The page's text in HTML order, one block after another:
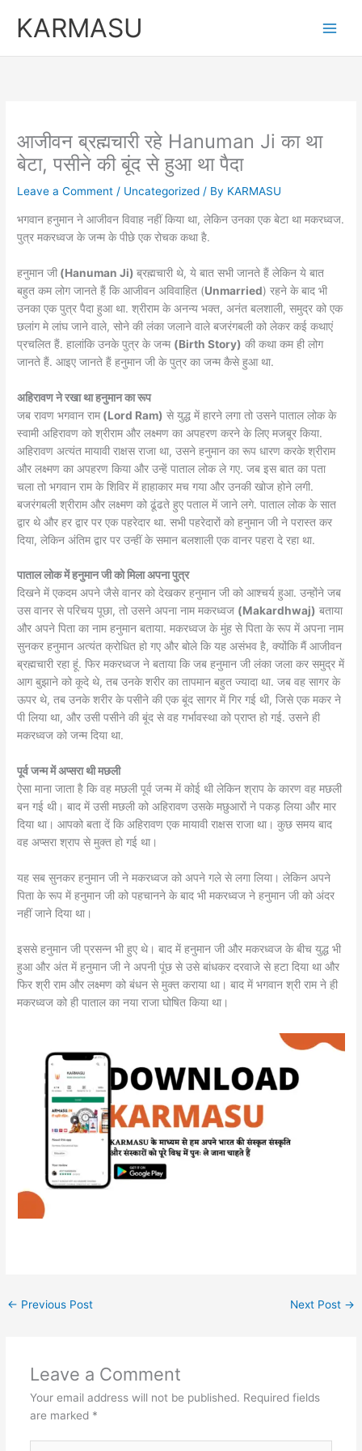
KARMASU
आजीवन ब्रह्मचारी रहे Hanuman Ji का था
बेटा, पसीने की बूंद से हुआ था पैदा
Leave a Comment / Uncategorized / By KARMASU
भगवान हनुमान ने आजीवन विवाह नहीं किया था, लेकिन उनका एक बेटा था मकरध्‍वज.
पुत्र मकरध्‍वज के जन्‍म के पीछे एक रोचक कथा है.
हनुमान जी (Hanuman Ji)ब्रह्मचारी थे, ये बात सभी जानते हैं लेकिन ये बात
बहुत कम लोग जानते हैं कि आजीवन अविवाहित (Unmarried) रहने के बाद भी
उनका एक पुत्र पैदा हुआ था. श्रीराम के अनन्य भक्त, अनंत बलशाली, समुद्र को एक
छलांग मे लांघ जाने वाले, सोने की लंका जलाने वाले बजरंगबली को लेकर कई कथाएं
प्रचलित हैं. हालांकि उनके पुत्र के जन्‍म (Birth Story) की कथा कम ही लोग
जानते हैं. आइए जानते हैं हनुमान जी के पुत्र का जन्‍म कैसे हुआ था.
अहिरावण ने रखा था हनुमान का रूप
जब रावण भगवान राम(Lord Ram) से युद्ध में हारने लगा तो उसने पाताल लोक के
स्वामी अहिरावण को श्रीराम और लक्ष्मण का अपहरण करने के लिए मजबूर किया.
अहिरावण अत्यंत मायावी राक्षस राजा था, उसने हनुमान का रूप धारण करके श्रीराम
और लक्ष्मण का अपहरण किया और उन्‍हें पाताल लोक ले गए. जब इस बात का पता
चला तो भगवान राम के शिविर में हाहाकार मच गया और उनकी खोज होने लगी.
बजरंगबली श्रीराम और लक्ष्मण को ढूंढते हुए पताल में जाने लगे. पाताल लोक के सात
द्वार थे और हर द्वार पर एक पहरेदार था. सभी पहरेदारों को हनुमान जी ने परास्त कर
दिया, लेकिन अंतिम द्वार पर उन्हीं के समान बलशाली एक वानर पहरा दे रहा था.
पाताल लोक में हनुमान जी को मिला अपना पुत्र
दिखने में एकदम अपने जैसे वानर को देखकर हनुमान जी को आश्चर्य हुआ. उन्‍होंने जब
उस वानर से परिचय पूछा, तो उसने अपना नाम मकरध्वज (Makardhwaj) बताया
और अपने पिता का नाम हनुमान बताया. मकरध्वज के मुंह से पिता के रूप में अपना नाम
सुनकर हनुमान अत्यंत क्रोधित हो गए और बोले कि यह असंभव है, क्योंकि मैं आजीवन
ब्रह्मचारी रहा हूं. फिर मकरध्वज ने बताया कि जब हनुमान जी लंका जला कर समुद्र में
आग बुझाने को कूदे थे, तब उनके शरीर का तापमान बहुत ज्‍यादा था. जब वह सागर के
ऊपर थे, तब उनके शरीर के पसीने की एक बूंद सागर में गिर गई थी, जिसे एक मकर ने
पी लिया था, और उसी पसीने की बूंद से वह गर्भावस्था को प्राप्त हो गई. उसने ही
मकरध्‍वज को जन्‍म दिया था.
पूर्व जन्म में अप्सरा थी मछली
ऐसा माना जाता है कि वह मछली पूर्व जन्म में कोई थी लेकिन श्राप के कारण वह मछली
बन गई थी। बाद में उसी मछली को अहिरावण उसके मछुआरों ने पकड़ लिया और मार
दिया था। आपको बता दें कि अहिरावण एक मायावी राक्षस राजा था। कुछ समय बाद
वह अप्सरा श्राप से मुक्त हो गई था।
यह सब सुनकर हनुमान जी ने मकरध्वज को अपने गले से लगा लिया। लेकिन अपने
पिता के रूप में हनुमान जी को पहचानने के बाद भी मकरध्वज ने हनुमान जी को अंदर
नहीं जाने दिया था।
इससे हनुमान जी प्रसन्न भी हुए थे। बाद में हनुमान जी और मकरध्वज के बीच युद्ध भी
हुआ और अंत में हनुमान जी ने अपनी पूंछ से उसे बांधकर दरवाजे से हटा दिया था और
फिर श्री राम और लक्ष्मण को बंधन से मुक्त कराया था। बाद में भगवान श्री राम ने ही
मकरध्वज को ही पाताल का नया राजा घोषित किया था।
← Previous Post Next Post →
Leave a Comment
Your email address will not be published. Required fields
are marked *